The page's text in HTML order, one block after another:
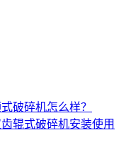
破碎机怎么样？
辊式破碎机安装使用